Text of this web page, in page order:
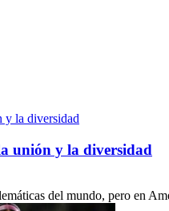
unión y la diversidad
del mundo, pero en